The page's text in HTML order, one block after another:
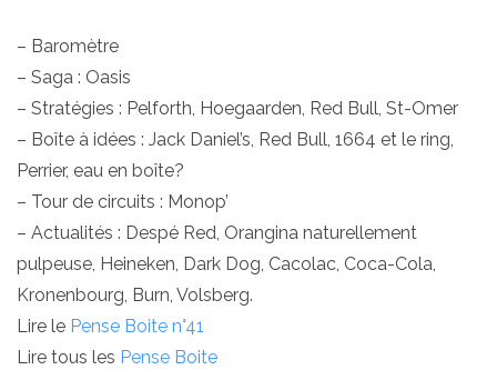
– Baromètre
– Saga : Oasis
– Stratégies : Pelforth, Hoegaarden, Red Bull, St-Omer
– Boîte à idées : Jack Daniel’s, Red Bull, 1664 et le ring,
Perrier, eau en boîte?
– Tour de circuits : Monop’
– Actualités : Despé Red, Orangina naturellement
pulpeuse, Heineken, Dark Dog, Cacolac, Coca-Cola,
Kronenbourg, Burn, Volsberg.
Lire le Pense Boite n°41
Lire tous les Pense Boite